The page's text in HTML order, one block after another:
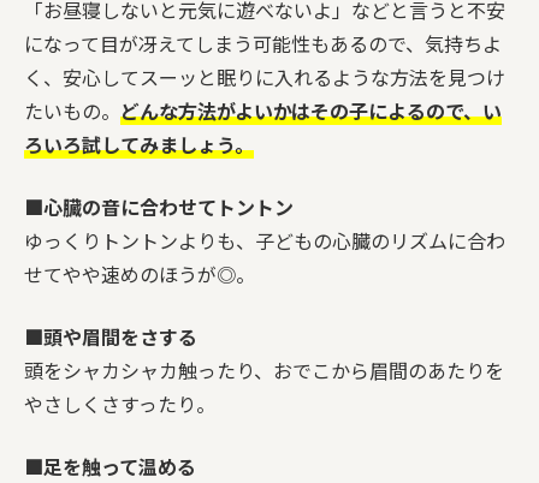
「お昼寝しないと元気に遊べないよ」などと言うと不安
になって目が冴えてしまう可能性もあるので、気持ちよ
く、安心してスーッと眠りに入れるような方法を見つけ
たいもの。 どんな方法がよいかはその子によるので、い
ろいろ試してみましょう。
■心臓の音に合わせてトントン
ゆっくりトントンよりも、子どもの心臓のリズムに合わ
せてやや速めのほうが◎。
■頭や眉間をさする
頭をシャカシャカ触ったり、おでこから眉間のあたりを
やさしくさすったり。
■足を触って温める